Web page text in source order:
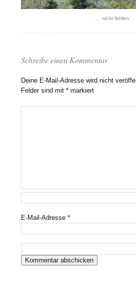
… nicht fehlen
Schreibe einen Kommentar
Deine E-Mail-Adresse wird nicht
Felder sind mit* markiert
E-Mail-Adresse*